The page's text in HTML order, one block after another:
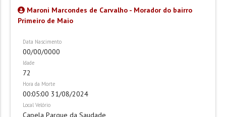
Maroni Marcondes de Carvalho - Morador do bairro
Primeiro de Maio
Data Nascimento
00/00/0000
Idade
72
Hora da Morte
00:05:00 31/08/2024
Local Velório
Capela Parque da Saudade